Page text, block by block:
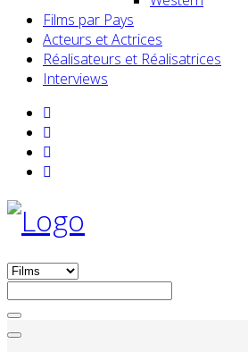
Films par Pays
Acteurs et Actrices
Réalisateurs et Réalisatrices
Interviews